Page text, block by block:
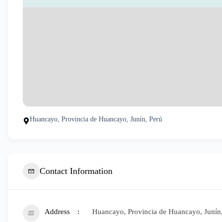
Huancayo, Provincia de Huancayo, Junín, Perú
Contact Information
Address Huancayo, Provincia de Huancayo,